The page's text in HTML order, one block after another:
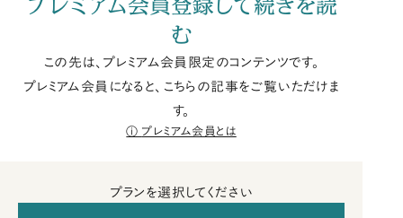
プレミアム会員登録して続きを読
む
この先は、プレミアム会員限定のコンテンツです。
プレミアム会員になると、こちらの記事をご覧いただけま
す。
プレミアム会員とは
プランを選択してください